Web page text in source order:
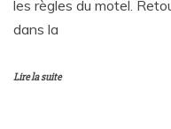
les règles du motel.
dans la
Lire la suite